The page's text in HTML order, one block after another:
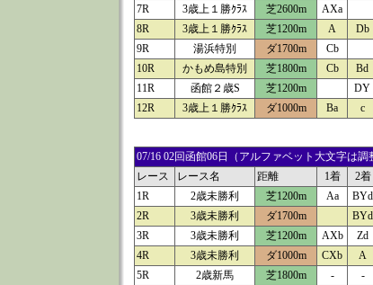
7R
3歳上１勝ｸﾗｽ 芝2600m AXa
8R
3歳上１勝ｸﾗｽ 芝1200m A Db
9R
湯浜特別 ダ1700m Cb
10R
かもめ島特別 芝1800m Cb Bd
11R
函館２歳S 芝1200m DY
12R
3歳上１勝ｸﾗｽ ダ1000m Ba c
07/16 02回函館06日（アルファベット大文字は調
レース
レース名 距離 1着 2着
1R
2歳未勝利 芝1200m Aa BYd
2R
3歳未勝利 ダ1700m BYd
3R
3歳未勝利 芝1200m AXb Zd
4R
3歳未勝利 ダ1000m CXb A
5R
2歳新馬 芝1800m - -